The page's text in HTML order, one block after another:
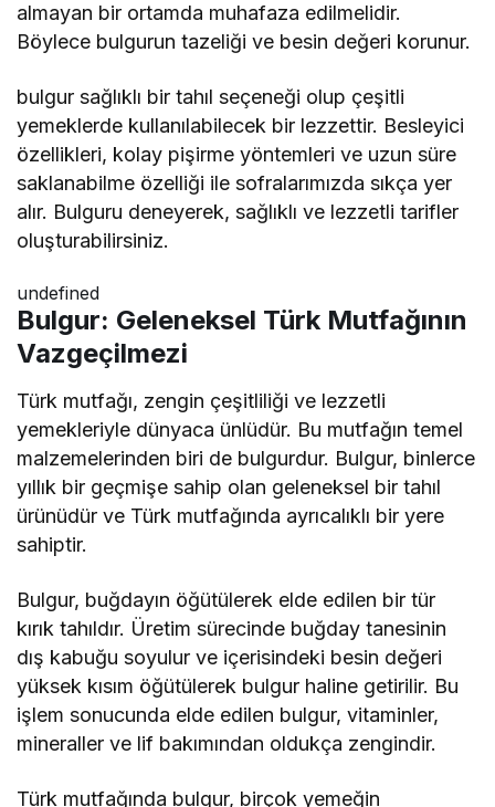
almayan bir ortamda muhafaza edilmelidir.
Böylece bulgurun tazeliği ve besin değeri korunur.
bulgur sağlıklı bir tahıl seçeneği olup çeşitli
yemeklerde kullanılabilecek bir lezzettir. Besleyici
özellikleri, kolay pişirme yöntemleri ve uzun süre
saklanabilme özelliği ile sofralarımızda sıkça yer
alır. Bulguru deneyerek, sağlıklı ve lezzetli tarifler
oluşturabilirsiniz.
undefined
Bulgur: Geleneksel Türk Mutfağının
Vazgeçilmezi
Türk mutfağı, zengin çeşitliliği ve lezzetli
yemekleriyle dünyaca ünlüdür. Bu mutfağın temel
malzemelerinden biri de bulgurdur. Bulgur, binlerce
yıllık bir geçmişe sahip olan geleneksel bir tahıl
ürünüdür ve Türk mutfağında ayrıcalıklı bir yere
sahiptir.
Bulgur, buğdayın öğütülerek elde edilen bir tür
kırık tahıldır. Üretim sürecinde buğday tanesinin
dış kabuğu soyulur ve içerisindeki besin değeri
yüksek kısım öğütülerek bulgur haline getirilir. Bu
işlem sonucunda elde edilen bulgur, vitaminler,
mineraller ve lif bakımından oldukça zengindir.
Türk mutfağında bulgur, birçok yemeğin